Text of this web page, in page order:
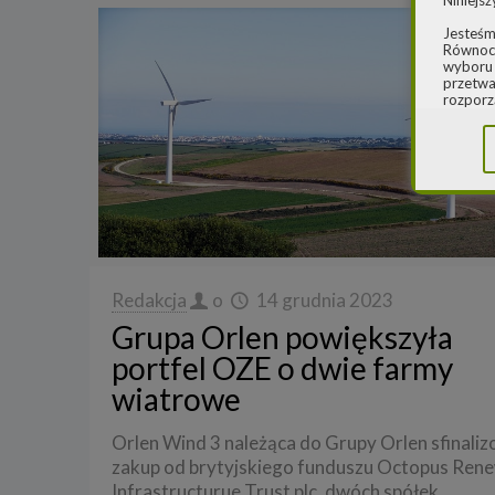
Redakcja o 14 grudnia 2023
Grupa Orlen powiększyła
portfel OZE o dwie farmy
wiatrowe
Orlen Wind 3 należąca do Grupy Orlen
zakup od brytyjskiego funduszu Octopus
wyboru
2.
a) pod
b)